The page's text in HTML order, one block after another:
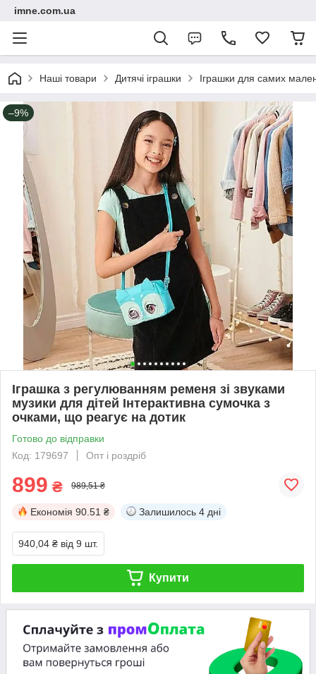
imne.com.ua
Наші товари Дитячі іграшки Іграшки для самих
–9%
Іграшка з регулюванням ременя зі звуками
музики для дітей Інтерактивна сумочка з
очками, що реагує на дотик
Готово до відправки
Код: 179697
Опт і роздріб
899 ₴ 989,51 ₴
Економія 90.51 ₴ Залишилось 4 дні
940,04 ₴ від 9 шт.
Купити